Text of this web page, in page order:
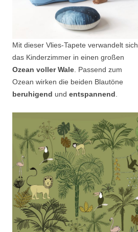
Mit dieser Vlies-Tapete verwandelt sich
das Kinderzimmer in einen großen
Ozean voller Wale . Passend zum
Ozean wirken die beiden Blautöne
beruhigend und entspannend